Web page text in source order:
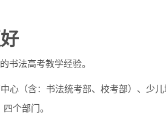
书法高考教学经验。
心（含：书法统考部、校考部）、少
个部门。